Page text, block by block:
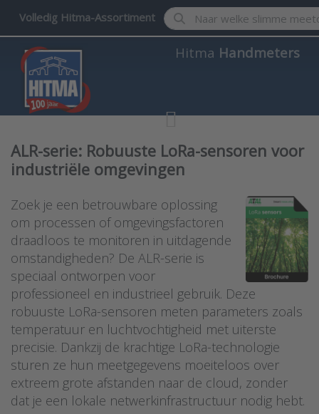
Volledig Hitma-Assortiment Enter a search term.
Hitma Handmeters
ALR-serie: Robuuste LoRa-sensoren voor
industriële omgevingen
Zoek je een betrouwbare oplossing
om processen of omgevingsfactoren
draadloos te monitoren in uitdagende
omstandigheden? De ALR-serie is
speciaal ontworpen voor
professioneel en industrieel gebruik. Deze
robuuste LoRa-sensoren meten parameters zoals
temperatuur en luchtvochtigheid met uiterste
precisie. Dankzij de krachtige LoRa-technologie
sturen ze hun meetgegevens moeiteloos over
extreem grote afstanden naar de cloud, zonder
dat je een lokale netwerkinfrastructuur nodig hebt.